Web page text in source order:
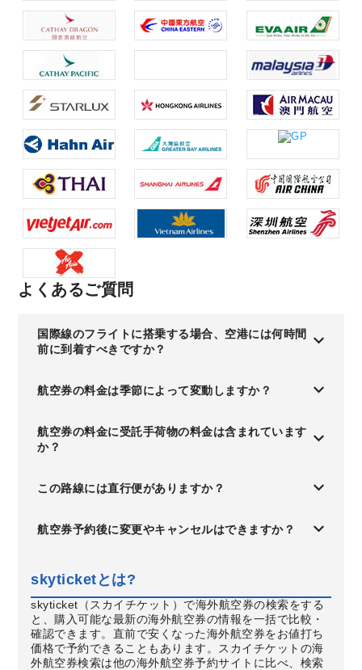
よくあるご質問
国際線のフライトに搭乗する場合、空港には何時間
前に到着すべきですか？
航空券の料金は季節によって変動しますか？
航空券の料金に受託手荷物の料金は含まれています
か？
この路線には直行便がありますか？
航空券予約後に変更やキャンセルはできますか？
skyticketとは?
skyticket（スカイチケット）で海外航空券の検索をする
と、購入可能な最新の海外航空券の情報を一括で比較・
確認できます。直前で安くなった海外航空券をお値打ち
価格で予約できることもあります。スカイチケットの海
外航空券検索は他の海外航空券予約サイトに比べ、検索